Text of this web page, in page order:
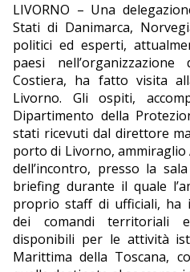
LIVORNO – Una
Stati di Danimarca,
politici ed esperti,
paesi
Costiera, ha fatto visita
Livorno. Gli ospiti,
Dipartimento della
stati ricevuti dal direttore
porto di Livorno,
dell’incontro, presso la
briefing durante il quale
proprio staff di ufficiali, ha
dei comandi territoriali
disponibili per le attività
Marittima della Toscana,